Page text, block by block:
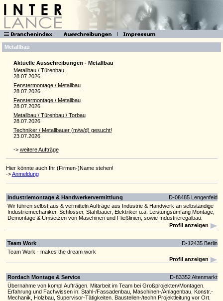
Metallbau
Aktuelle Ausschreibungen - Metallbau
Metallbau / Türenbau
28.07.2026
Fenstermontage / Metallbau
28.07.2026
Fenstermontage / Metallbau
28.07.2026
Metallbau / Türenbau / Torbau
28.07.2026
Techniker / Metallbauer (m/w/d) gesucht!
23.07.2026
-> weitere Aufträge
Hier könnte auch Ihr (Firmen-)Name stehen!
->Anmeldung
Industriemontage & Handwerkervermittlung
D-08485 Lengenfeld
Wir führen selbst aus & vermitteln Aufträge aus Industrie & Handwerk an selbständige
Industriemechaniker, Schlosser, Stahlbauer, Elektriker u.ä. Leistungsumfang Montage,
Demontage & Umsetzen von Maschinen und Fließlinien, sowie Industrieregalbau.
Profil anzeigen
Team Work
D-12435 Berlin
Team Work - makes the dream work
Profil anzeigen
Rordach Montage & Service
D-83352 Altenmarkt
Übernahme von kompl.Aufträgen. Mitarbeit im Team bei Großprojekten/Montagen.
Erfahrung und Fachwissen in: Stahl-/Fassadenbau, Maschinen-/Anlagenbau, Konstr.-
Mechanik, Holzbau, Supervisor-Tätigkeiten. Baustellen-/techn.Projektleitung vor Ort.